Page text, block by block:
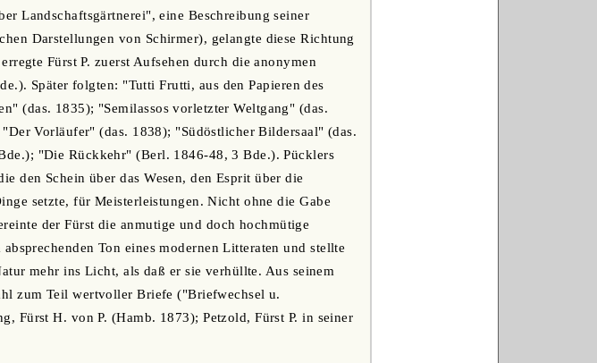
Landschaftsgärtnerei", eine Beschreibung seiner
Darstellungen von Schirmer), gelangte diese Richtung
Fürst P. zuerst Aufsehen durch die anonymen
Später folgten: "Tutti Frutti, aus den Papieren des
(das. 1835); "Semilassos vorletzter Weltgang" (das.
Vorläufer" (das. 1838); "Südöstlicher Bildersaal" (das.
"Die Rückkehr" (Berl. 1846-48, 3 Bde.). Pücklers
den Schein über das Wesen, den Esprit über die
setzte, für Meisterleistungen. Nicht ohne die Gabe
der Fürst die anmutige und doch hochmütige
Ton eines modernen Litteraten und stellte
mehr ins Licht, als daß er sie verhüllte. Aus seinem
zum Teil wertvoller Briefe ("Briefwechsel u.
Fürst H. von P. (Hamb. 1873); Petzold, Fürst P. in seiner